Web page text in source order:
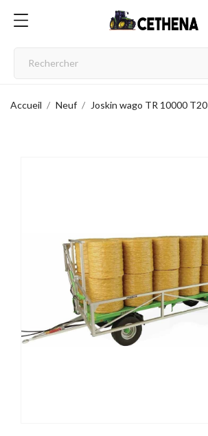
Accueil Neuf Joskin wago TR 10000 T20